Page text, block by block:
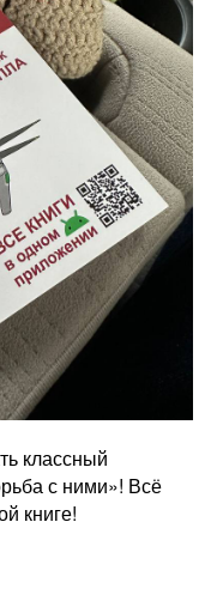
классный
с ними»! Всё
книге!